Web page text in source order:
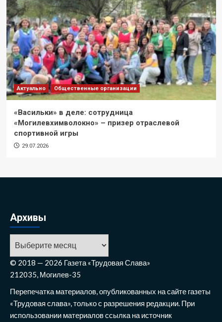
Актуально Общественные организации
«Васильки» в деле: сотрудница
«Могилевхимволокно» – призер отраслевой
спортивной игры
29.07.2026
Архивы
Архивы
© 2018 — 2026 Газета «Трудовая Слава»
212035, Могилев-35
Перепечатка материалов, опубликованных на сайте газеты
«Трудовая слава», только с разрешения редакции. При
использовании материалов ссылка на источник